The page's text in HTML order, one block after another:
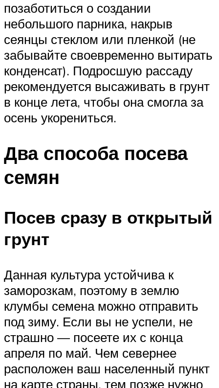
позаботиться о создании
небольшого парника, накрыв
сеянцы стеклом или пленкой (не
забывайте своевременно вытирать
конденсат). Подросшую рассаду
рекомендуется высаживать в грунт
в конце лета, чтобы она смогла за
осень укорениться.
Два способа посева
семян
Посев сразу в открытый
грунт
Данная культура устойчива к
заморозкам, поэтому в землю
клумбы семена можно отправить
под зиму. Если вы не успели, не
страшно — посеете их с конца
апреля по май. Чем севернее
расположен ваш населенный пункт
на карте страны, тем позже нужно